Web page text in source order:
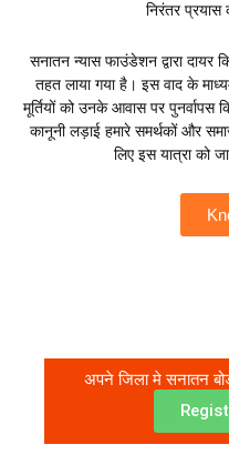
निरंतर
सनातन न्यास फाउंडेशन द्वारा दायर
तहत लाया गया है। इस वाद के
मूर्तियों को उनके आवास पर
कानूनी लड़ाई हमारे समर्थकों और
लिए इस यात्रा को
अपने जिला मे सनातन